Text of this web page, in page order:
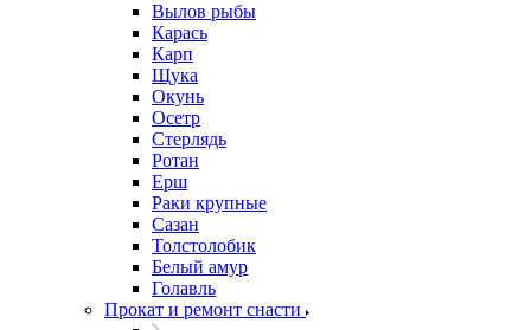
Вылов рыбы
Карась
Карп
Щука
Окунь
Осетр
Стерлядь
Ротан
Ерш
Раки крупные
Сазан
Толстолобик
Белый амур
Голавль
Прокат и ремонт снасти